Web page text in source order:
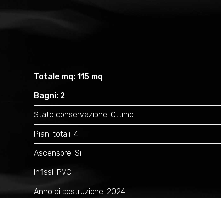
Totale mq: 115 mq
Bagni: 2
Stato conservazione: Ottimo
Piani totali: 4
Ascensore: Si
Infissi: PVC
Anno di costruzione: 2024